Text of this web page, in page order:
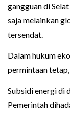
gangguan di
saja melainkan
tersendat.
Dalam hukum
permintaan
Subsidi energi di
Pemerintah